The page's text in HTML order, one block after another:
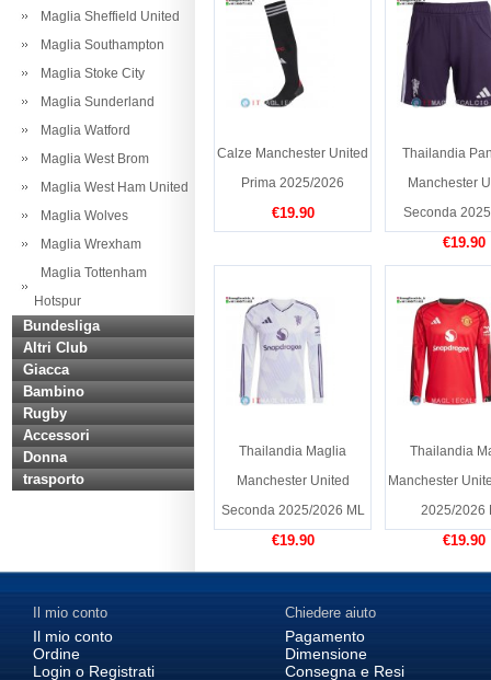
Maglia Sheffield United
Maglia Southampton
Maglia Stoke City
Maglia Sunderland
Maglia Watford
Maglia West Brom
Maglia West Ham United
Maglia Wolves
Maglia Wrexham
Maglia Tottenham
Hotspur
Bundesliga
Altri Club
Giacca
Bambino
Rugby
Accessori
Donna
trasporto
Calze Manchester United
Prima 2025/2026
€19.90
Thailandia
Manchester
Seconda
€19.90
Thailandia Maglia
Manchester United
Seconda 2025/2026 ML
€19.90
Thailandia
Manchester
2025/2026
€19.90
Il mio conto
Il mio conto
Ordine
Login o Registrati
Chiedere aiuto
Pagamento
Dimensione
Consegna e Resi